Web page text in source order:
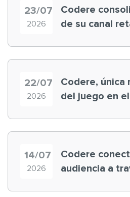
23/07
2026
Codere
de su canal
22/07
2026
Codere, única
del juego en el
14/07
2026
Codere
audiencia a